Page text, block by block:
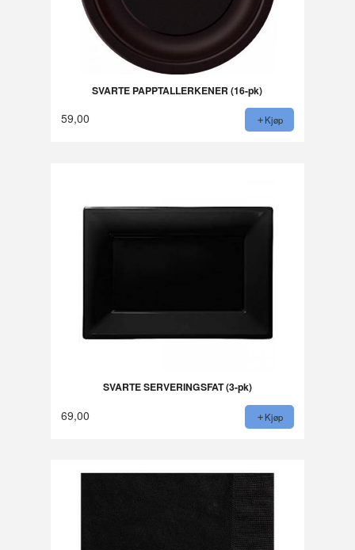
SVARTE PAPPTALLERKENER (16-pk)
59,00 Kjøp
SVARTE SERVERINGSFAT (3-pk)
69,00 Kjøp